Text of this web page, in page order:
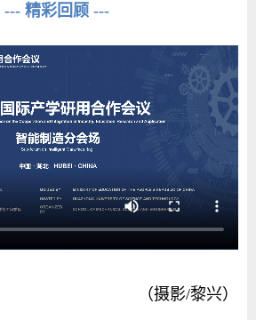
--- 精彩回顾 ---
（摄影/黎兴）